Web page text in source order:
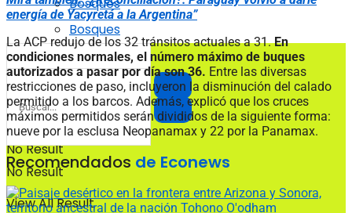
No Result
View All Result
Bosques
No Result
energía de Yacyretá a la Argentina”
La ACP redujo de los 32 tránsitos actuales a 31.En
condiciones normales, el número máximo de buques
autorizados a pasar por día son 36. Entre las diversas
restricciones de paso, incluyeron la disminución del calado
permitido a los barcos. Además, explicó que los cruces
máximos permitidos serán divididos de la siguiente forma:
nueve por la esclusa Neopanamax y 22 por la Panamax.
Recomendados de Econews